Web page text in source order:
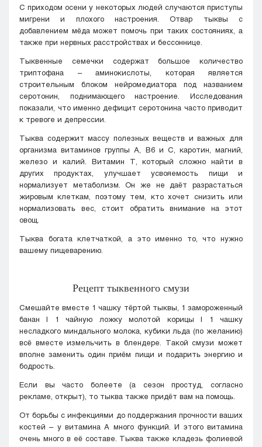
С приходом осени у некоторых людей случаются приступы
мигрени и плохого настроения. Отвар тыквы с
добавлением мёда может помочь при таких состояниях, а
также при нервных расстройствах и бессоннице.
Тыквенные семечки содержат большое количество
триптофана – аминокислоты, которая является
строительным блоком нейромедиатора под названием
серотонин, поднимающего настроение. Исследования
показали, что именно дефицит серотонина часто приводит
к тревоге и депрессии.
Тыква содержит массу полезных веществ и важных для
организма витаминов группы А, В6 и С, каротин, магний,
железо и калий. Витамин Т, который сложно найти в
других продуктах, улучшает усвояемость пищи и
нормализует метаболизм. Он же не даёт разрастаться
жировым клеткам, поэтому тем, кто хочет снизить или
нормализовать вес, стоит обратить внимание на этот
овощ.
Тыква богата клетчаткой, а это именно то, что нужно
вашему пищеварению.
Рецепт тыквенного смузи
Смешайте вместе 1 чашку тёртой тыквы, 1 замороженный
банан | 1 чайную ложку молотой корицы | 1 чашку
несладкого миндального молока, кубики льда (по желанию)
всё вместе измельчить в блендере. Такой смузи может
вполне заменить один приём пищи и подарить энергию и
бодрость.
Если вы часто болеете (а сезон простуд, согласно
рекламе, открыт), то тыква также придёт вам на помощь.
От борьбы с инфекциями до поддержания прочности ваших
костей – у витамина А много функций. И этого витамина
очень много в её составе. Тыква также кладезь фолиевой